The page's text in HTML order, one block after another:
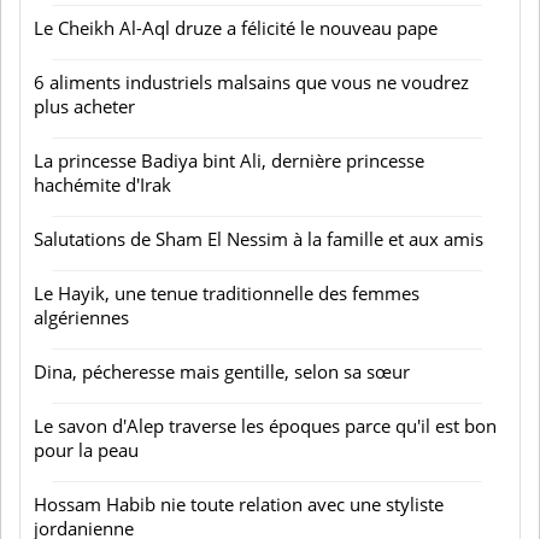
Le Cheikh Al-Aql druze a félicité le nouveau pape
6 aliments industriels malsains que vous ne voudrez
plus acheter
La princesse Badiya bint Ali, dernière princesse
hachémite d'Irak
Salutations de Sham El Nessim à la famille et aux amis
Le Hayik, une tenue traditionnelle des femmes
algériennes
Dina, pécheresse mais gentille, selon sa sœur
Le savon d'Alep traverse les époques parce qu'il est bon
pour la peau
Hossam Habib nie toute relation avec une styliste
jordanienne